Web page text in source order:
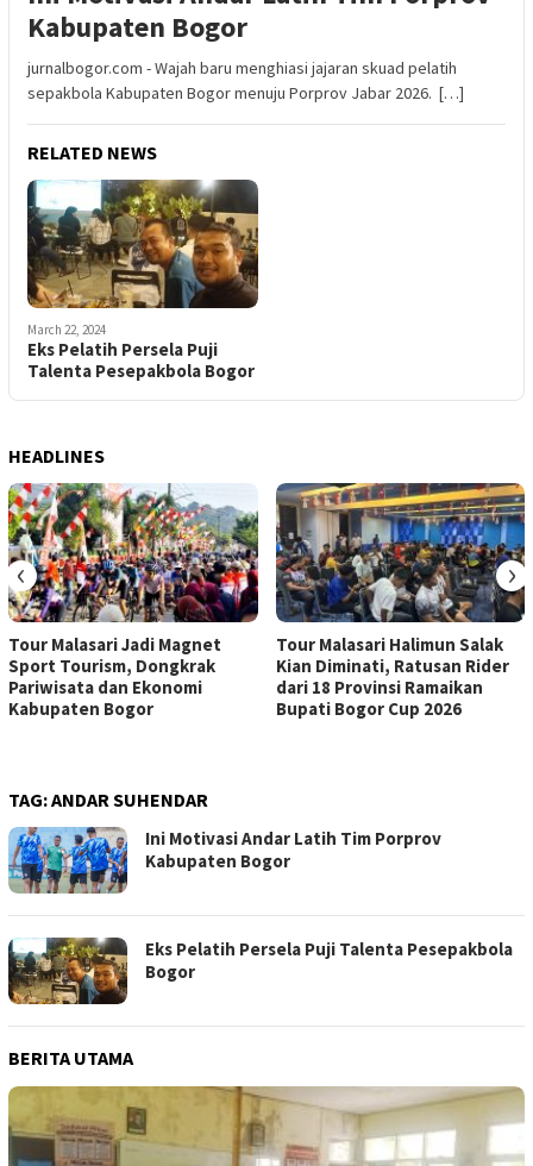
Kabupaten Bogor
jurnalbogor.com - Wajah baru menghiasi jajaran skuad pelatih
sepakbola Kabupaten Bogor menuju Porprov Jabar 2026. […]
RELATED NEWS
March 22, 2024
Eks Pelatih Persela Puji
Talenta Pesepakbola Bogor
HEADLINES
Tour Malasari Jadi Magnet
Sport Tourism, Dongkrak
Pariwisata dan Ekonomi
Kabupaten Bogor
Tour Malasari Halimun Salak
Kian Diminati, Ratusan Rider
dari 18 Provinsi Ramaikan
Bupati Bogor Cup 2026
‹ ›
TAG:ANDAR SUHENDAR
Ini Motivasi Andar Latih Tim Porprov
Kabupaten Bogor
Eks Pelatih Persela Puji Talenta Pesepakbola
Bogor
BERITA UTAMA